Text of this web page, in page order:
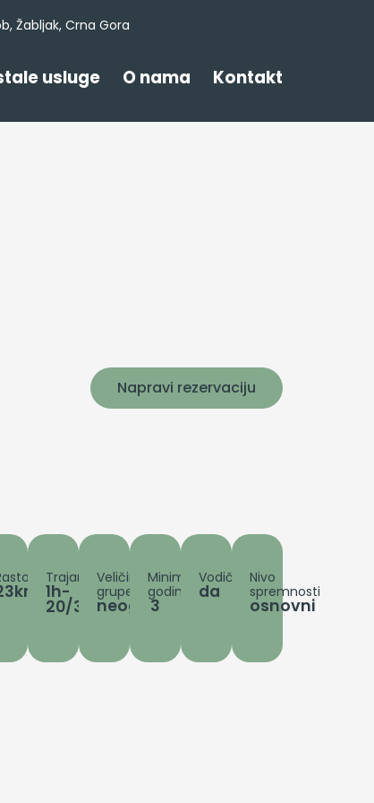
Žabljak, Crna Gora
usluge O nama Kontakt
Napravi rezervaciju
Trajanje
1h-
20/30min
Veličina
grupe
neograničeno
Minimum
godina
3
Vodič
da
Nivo
spremnosti
osnovni